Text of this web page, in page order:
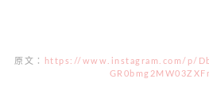
原文：
https://www.instagram.com/p/